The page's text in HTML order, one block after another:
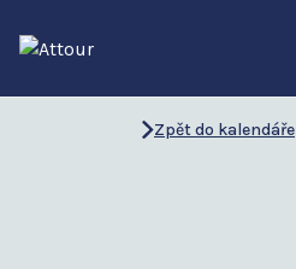
Zpět do kalendáře